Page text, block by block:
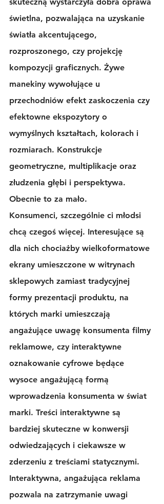
świetlna, pozwalająca na uzyskanie
światła akcentującego,
rozproszonego, czy projekcję
kompozycji graficznych. Żywe
manekiny wywołujące u
przechodniów efekt zaskoczenia czy
efektowne ekspozytory o
wymyślnych kształtach, kolorach i
rozmiarach. Konstrukcje
geometryczne, multiplikacje oraz
złudzenia głębi i perspektywa.
Obecnie to za mało.
Konsumenci, szczególnie ci młodsi
chcą czegoś więcej. Interesujące są
dla nich chociażby wielkoformatowe
ekrany umieszczone w witrynach
sklepowych zamiast tradycyjnej
formy prezentacji produktu, na
których marki umieszczają
angażujące uwagę konsumenta filmy
reklamowe, czy interaktywne
oznakowanie cyfrowe będące
wysoce angażującą formą
wprowadzenia konsumenta w świat
marki. Treści interaktywne są
bardziej skuteczne w konwersji
odwiedzających i ciekawsze w
zderzeniu z treściami statycznymi.
Interaktywna, angażująca reklama
pozwala na zatrzymanie uwagi